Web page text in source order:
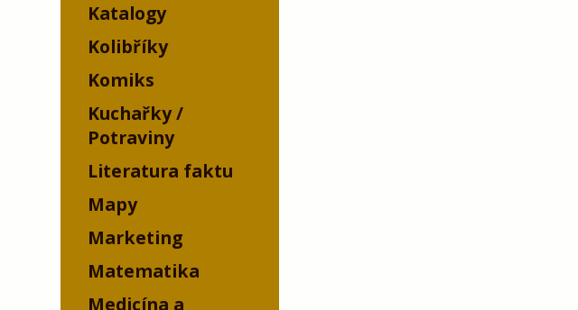
Katalogy
Kolibříky
Komiks
Kuchařky /
Potraviny
Literatura faktu
Mapy
Marketing
Matematika
Medicína a